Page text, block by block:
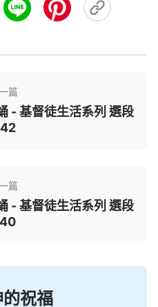
篇
- 基督徒生活系列 選段
篇
- 基督徒生活系列 選段
祝福